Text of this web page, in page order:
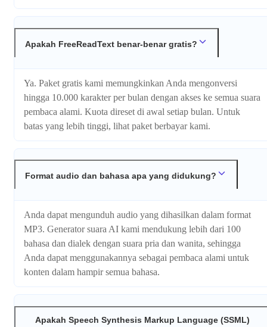
Apakah FreeReadText benar-benar gratis?
Ya. Paket gratis kami memungkinkan Anda mengonversi
hingga 10.000 karakter per bulan dengan akses ke semua suara
pembaca alami. Kuota direset di awal setiap bulan. Untuk
batas yang lebih tinggi, lihat paket berbayar kami.
Format audio dan bahasa apa yang didukung?
Anda dapat mengunduh audio yang dihasilkan dalam format
MP3. Generator suara AI kami mendukung lebih dari 100
bahasa dan dialek dengan suara pria dan wanita, sehingga
Anda dapat menggunakannya sebagai pembaca alami untuk
konten dalam hampir semua bahasa.
Apakah Speech Synthesis Markup Language (SSML)